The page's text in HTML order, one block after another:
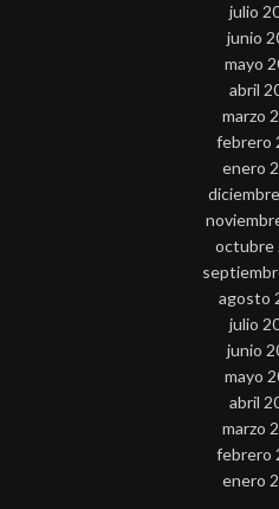
julio
junio
mayo
abril
marzo
febrero
enero
octubre
agosto
julio
junio
mayo
abril
marzo
febrero
enero